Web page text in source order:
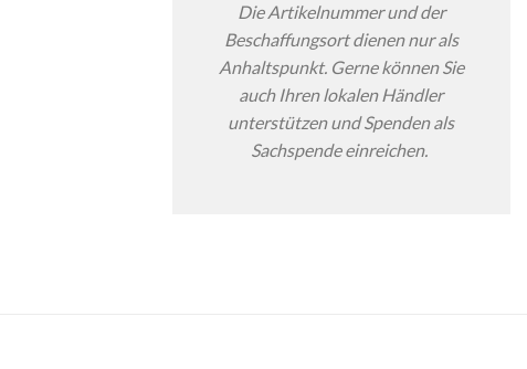
Die Artikelnummer und der
Beschaffungsort dienen nur als
Anhaltspunkt. Gerne können Sie
auch Ihren lokalen Händler
unterstützen und Spenden als
Sachspende einreichen.